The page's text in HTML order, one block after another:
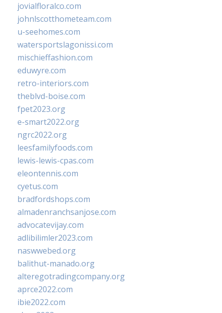
jovialfloralco.com
johnlscotthometeam.com
u-seehomes.com
watersportslagonissi.com
mischieffashion.com
eduwyre.com
retro-interiors.com
theblvd-boise.com
fpet2023.org
e-smart2022.org
ngrc2022.org
leesfamilyfoods.com
lewis-lewis-cpas.com
eleontennis.com
cyetus.com
bradfordshops.com
almadenranchsanjose.com
advocatevijay.com
adlibilimler2023.com
naswwebed.org
balithut-manado.org
alteregotradingcompany.org
aprce2022.com
ibie2022.com